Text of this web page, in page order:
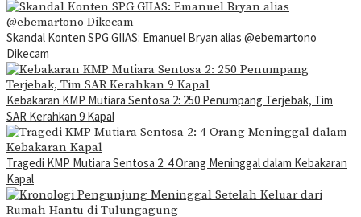
Skandal Konten SPG GIIAS: Emanuel Bryan alias @ebemartono
Dikecam
Kebakaran KMP Mutiara Sentosa 2: 250 Penumpang Terjebak, Tim
SAR Kerahkan 9 Kapal
Tragedi KMP Mutiara Sentosa 2: 4 Orang Meninggal dalam Kebakaran
Kapal